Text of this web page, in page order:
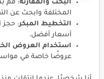
البحث والمقارنة: قم
المختلفة وابحث عن
التخطيط المبكر: حجز
أسعار أفضل.
استخدام العروض
عروضًا خاصة في